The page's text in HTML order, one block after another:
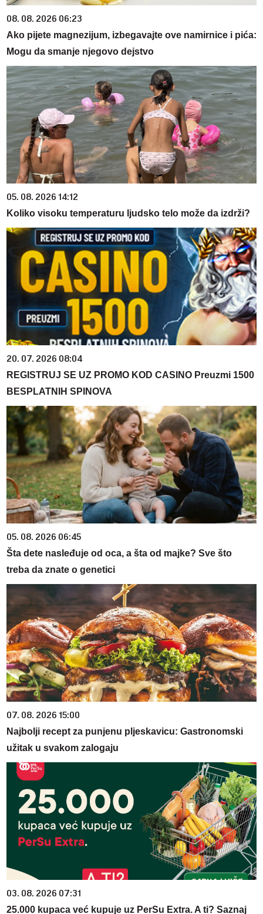
08. 08. 2026 06:23
Ako pijete magnezijum, izbegavajte ove namirnice i pića:
Mogu da smanje njegovo dejstvo
05. 08. 2026 14:12
Koliko visoku temperaturu ljudsko telo može da izdrži?
20. 07. 2026 08:04
REGISTRUJ SE UZ PROMO KOD CASINO Preuzmi 1500
BESPLATNIH SPINOVA
05. 08. 2026 06:45
Šta dete nasleđuje od oca, a šta od majke? Sve što
treba da znate o genetici
07. 08. 2026 15:00
Najbolji recept za punjenu pljeskavicu: Gastronomski
užitak u svakom zalogaju
03. 08. 2026 07:31
25.000 kupaca već kupuje uz PerSu Extra. A ti? Saznaj